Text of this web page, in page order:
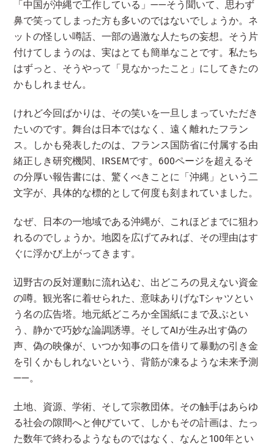
o
o
k
a
d
s
e
dI
n
l
ky es
t
n
a
gr
a
m
g
g
er
to
d
o
n
「中国が沖縄で工作している」——そう聞いて、思わず
鼻で笑ってしまった方も多いのではないでしょうか。ネ
ットの怪しい噂話、一部の過激な人たちの妄想。そう片
付けてしまうのは、実はとても簡単なことです。私たち
はずっと、そうやって「見なかったこと」にしてきたの
かもしれません。
けれど今回ばかりは、その笑いを一旦しまっていただき
たいのです。舞台は日本ではなく、遠く離れたフラン
ス。しかも発表したのは、フランス国防省に付属する由
緒正しき研究機関、IRSEMです。600ページを超えるそ
の分厚い報告書には、驚くべきことに「沖縄」という二
文字が、具体的な標的として何度も刻まれていました。
なぜ、日本の一地域である沖縄が、これほどまでに狙わ
れるのでしょうか。地図を広げてみれば、その理由はす
ぐに浮かび上がってきます。
辺野古の反対運動に流れ込む、出どころの見えない資金
の噂。観光客に着せられた、意味ありげなTシャツとい
う名の広告塔。地元紙どころか全国紙にまで及ぶとい
う、静かで巧妙な論調誘導。そしてAIが生み出す偽の
声、偽の映像が、いつか知事の口を借りて暴動の引き金
を引くかもしれないという、背筋が凍るような未来予測
——。
土地、資源、学術、そして宗教団体。その触手はあらゆ
る社会の隙間へと伸びていて、しかもその計画は、たっ
た数年で終わるようなものではなく、なんと100年とい